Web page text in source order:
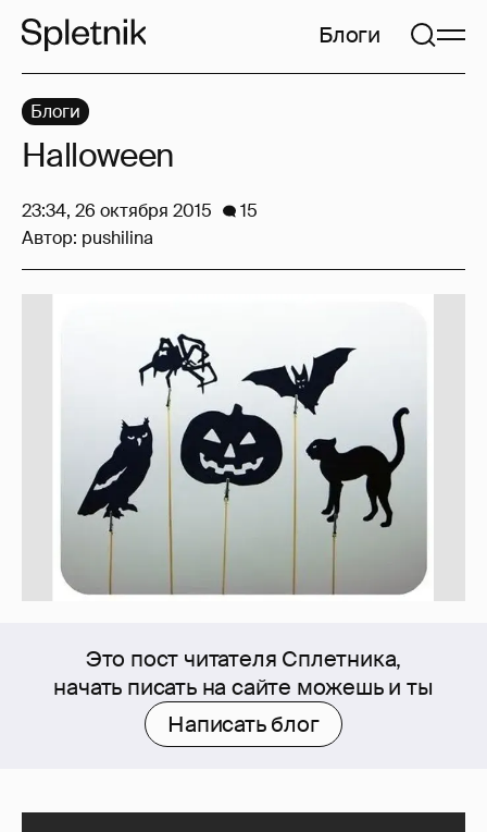
Блоги
Это пост читателя Сплетника,
начать писать на сайте можешь и ты
Написать блог
Блоги
Halloween
23:34, 26 октября 2015
15
Автор: pushilina